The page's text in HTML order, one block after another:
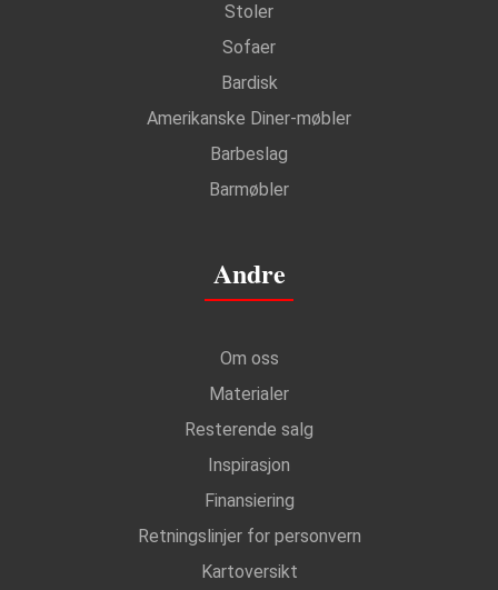
Stoler
Sofaer
Bardisk
Amerikanske Diner-møbler
Barbeslag
Barmøbler
Andre
Om oss
Materialer
Resterende salg
Inspirasjon
Finansiering
Retningslinjer for personvern
Kartoversikt